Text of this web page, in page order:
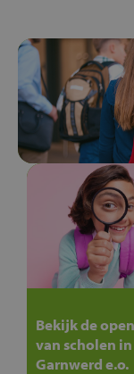
Bekijk de
van scholen in
Garnwerd e.o.